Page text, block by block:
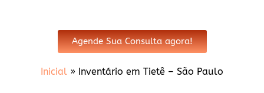
Agende Sua Consulta agora!
Inicial » Inventário em Tietê – São Paulo